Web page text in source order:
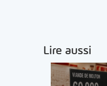
Lire aussi